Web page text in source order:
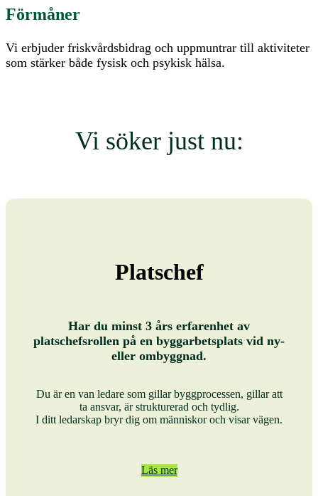
Förmåner
Vi erbjuder friskvårdsbidrag och uppmuntrar till aktiviteter
som stärker både fysisk och psykisk hälsa.
Vi söker just nu:
Platschef
Har du minst 3 års erfarenhet av
platschefsrollen på en byggarbetsplats vid ny-
eller ombyggnad.
Du är en van ledare som gillar byggprocessen, gillar att
ta ansvar, är strukturerad och tydlig.
I ditt ledarskap bryr dig om människor och visar vägen.
Läs mer